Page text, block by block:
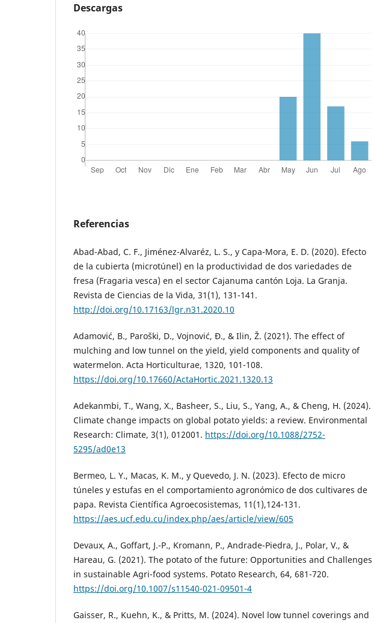
Descargas
Referencias
Abad-Abad, C. F., Jiménez-Alvaréz, L. S., y Capa-Mora, E. D. (2020). Efecto
de la cubierta (microtúnel) en la productividad de dos variedades de
fresa (Fragaria vesca) en el sector Cajanuma cantón Loja. La Granja.
Revista de Ciencias de la Vida, 31(1), 131-141.
http://doi.org/10.17163/lgr.n31.2020.10
Adamović, B., Paroški, D., Vojnović, Đ., & Ilin, Ž. (2021). The effect of
mulching and low tunnel on the yield, yield components and quality of
watermelon. Acta Horticulturae, 1320, 101-108.
https://doi.org/10.17660/ActaHortic.2021.1320.13
Adekanmbi, T., Wang, X., Basheer, S., Liu, S., Yang, A., & Cheng, H. (2024).
Climate change impacts on global potato yields: a review. Environmental
Research: Climate, 3(1), 012001. https://doi.org/10.1088/2752-
5295/ad0e13
Bermeo, L. Y., Macas, K. M., y Quevedo, J. N. (2023). Efecto de micro
túneles y estufas en el comportamiento agronómico de dos cultivares de
papa. Revista Científica Agroecosistemas, 11(1),124-131.
https://aes.ucf.edu.cu/index.php/aes/article/view/605
Devaux, A., Goffart, J.-P., Kromann, P., Andrade-Piedra, J., Polar, V., &
Hareau, G. (2021). The potato of the future: Opportunities and Challenges
in sustainable Agri-food systems. Potato Research, 64, 681-720.
https://doi.org/10.1007/s11540-021-09501-4
Gaisser, R., Kuehn, K., & Pritts, M. (2024). Novel low tunnel coverings and